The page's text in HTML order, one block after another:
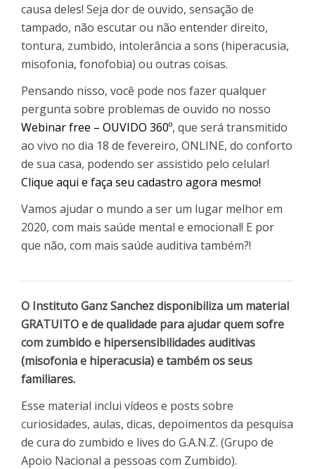
causa deles! Seja dor de ouvido, sensação de
tampado, não escutar ou não entender direito,
tontura, zumbido, intolerância a sons (hiperacusia,
misofonia, fonofobia) ou outras coisas.
Pensando nisso, você pode nos fazer qualquer
pergunta sobre problemas de ouvido no nosso
Webinar free – OUVIDO 360º, que será transmitido
ao vivo no dia 18 de fevereiro, ONLINE, do conforto
de sua casa, podendo ser assistido pelo celular!
Clique aqui e faça seu cadastro agora mesmo!
Vamos ajudar o mundo a ser um lugar melhor em
2020, com mais saúde mental e emocional! E por
que não, com mais saúde auditiva também?!
O Instituto Ganz Sanchez disponibiliza um material
GRATUITO e de qualidade para ajudar quem sofre
com zumbido e hipersensibilidades auditivas
(misofonia e hiperacusia) e também os seus
familiares.
Esse material inclui vídeos e posts sobre
curiosidades, aulas, dicas, depoimentos da pesquisa
de cura do zumbido e lives do G.A.N.Z. (Grupo de
Apoio Nacional a pessoas com Zumbido).